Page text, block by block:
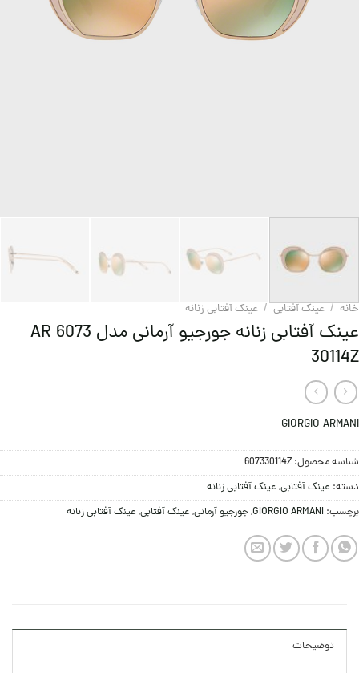
خانه / عینک آفتابی / عینک آفتابی زنانه
عینک آفتابی زنانه جورجیو آرمانی مدل AR 6073
30114Z
GIORGIO ARMANI
شناسه محصول: 607330114Z
دسته: عینک آفتابی, عینک آفتابی زنانه
برچسب: GIORGIO ARMANI
,جورجیو آرمانی, عینک آفتابی, عینک آفتابی زنانه
توضیحات